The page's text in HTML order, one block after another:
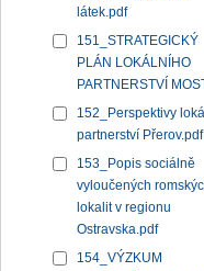
látek.pdf
151_STRATEGICKÝ
PLÁN LOKÁLNÍHO
PARTNERSTVÍ
152_Perspektivy
partnerství Přerov.pdf
153_Popis sociálně
vyloučených
lokalit v regionu
Ostravska.pdf
154_VÝZKUM